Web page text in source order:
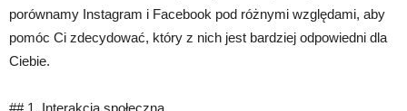
porównamy Instagram i Facebook pod różnymi względami, aby
pomóc Ci zdecydować, który z nich jest bardziej odpowiedni dla
Ciebie.